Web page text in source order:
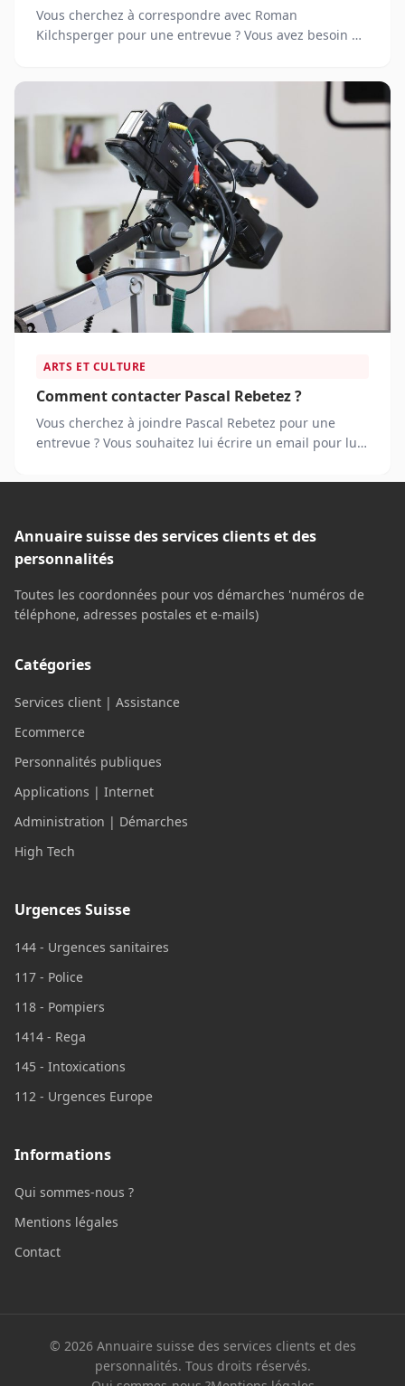
Vous cherchez à correspondre avec Roman
Kilchsperger pour une entrevue ? Vous avez besoin de
ARTS ET CULTURE
Comment contacter Pascal Rebetez ?
Vous cherchez à joindre Pascal Rebetez pour une
entrevue ? Vous souhaitez lui écrire un email pour lui
Annuaire suisse des services clients et des
personnalités
Toutes les coordonnées pour vos démarches 'numéros de
téléphone, adresses postales et e-mails)
Catégories
Services client | Assistance
Ecommerce
Personnalités publiques
Applications | Internet
Administration | Démarches
High Tech
Urgences Suisse
144 - Urgences sanitaires
117 - Police
118 - Pompiers
1414 - Rega
145 - Intoxications
112 - Urgences Europe
Informations
Qui sommes-nous ?
Mentions légales
Contact
© 2026 Annuaire suisse des services clients et des
personnalités. Tous droits réservés.